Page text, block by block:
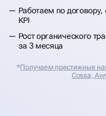
Работаем по
KPI
Рост органического
за 3 месяца
*Получаем престижные
Cossa,